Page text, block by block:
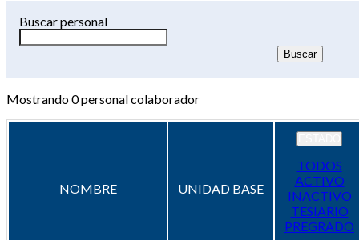
Buscar personal
Mostrando0personal colaborador
NOMBRE UNIDAD BASE
TODOS
ACTIVO
INACTIVO
TESIARIO
PREGRADO